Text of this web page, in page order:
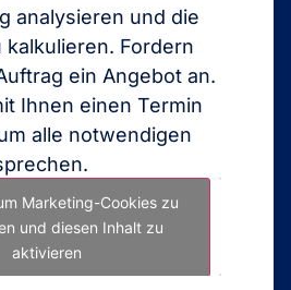
analysieren und die
kalkulieren. Fordern
ein Angebot an.
Ihnen einen Termin
alle notwendigen
Marketing-Cookies zu
und diesen Inhalt zu
aktivieren